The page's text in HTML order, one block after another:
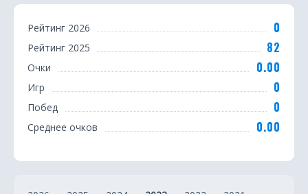
С
т
Рейтинг 2026 0
Рейтинг 2025 82
Очки 0.00
Игр 0
Побед 0
Среднее очков 0.00